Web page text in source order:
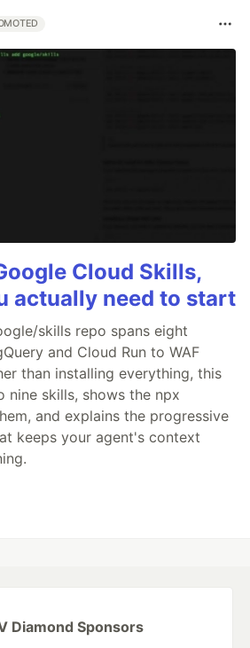
Cloud Skills,
actually need to start
skills repo spans eight
and Cloud Run to WAF
than installing everything, this
skills, shows the npx
and explains the progressive
keeps your agent's context
Diamond Sponsors